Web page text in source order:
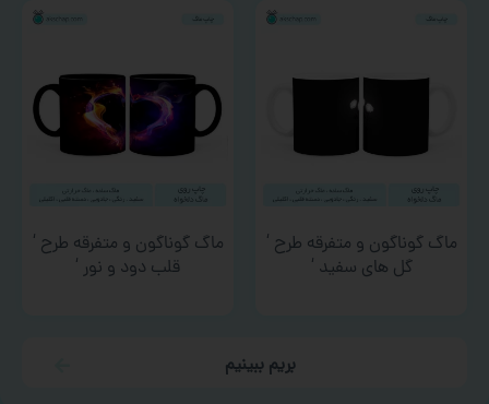
ماگ گوناگون و متفرقه طرح ‘
گل های سفید ‘
ماگ گوناگون و متفرقه طرح ‘
قلب دود و نور ‘
بریم ببینیم